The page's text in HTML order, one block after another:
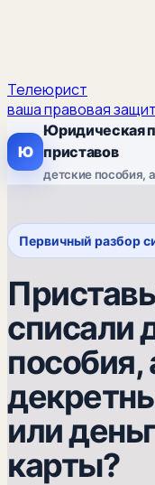
Телеюрист
ваша правовая
Ю
Юридическая
приставов
детские пособия,
Первичный разбор
списали
или
карты?